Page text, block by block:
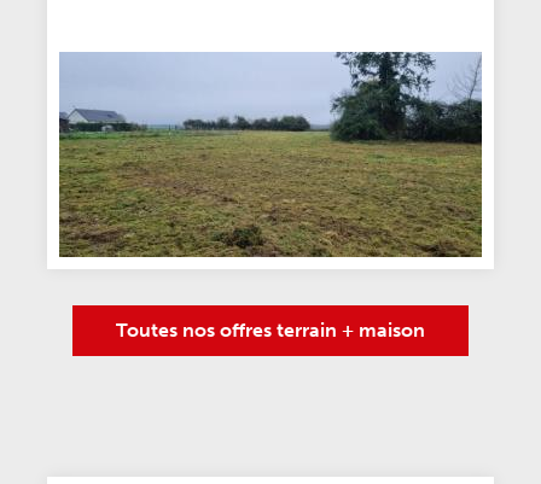
Toutes nos offres terrain + maison